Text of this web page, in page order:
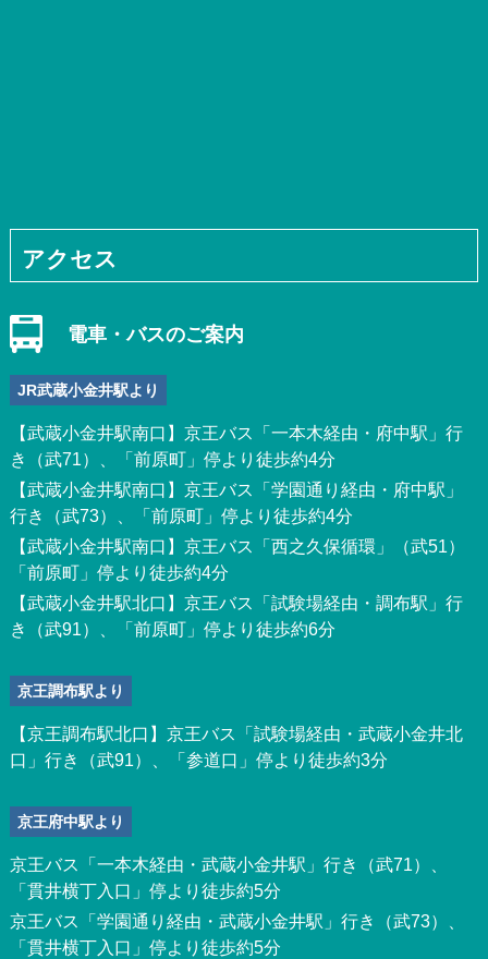
アクセス
電車・バスのご案内
JR武蔵小金井駅より
【武蔵小金井駅南口】京王バス「一本木経由・府中駅」行
き（武71）、「前原町」停より徒歩約4分
【武蔵小金井駅南口】京王バス「学園通り経由・府中駅」
行き（武73）、「前原町」停より徒歩約4分
【武蔵小金井駅南口】京王バス「西之久保循環」（武51）
「前原町」停より徒歩約4分
【武蔵小金井駅北口】京王バス「試験場経由・調布駅」行
き（武91）、「前原町」停より徒歩約6分
京王調布駅より
【京王調布駅北口】京王バス「試験場経由・武蔵小金井北
口」行き（武91）、「参道口」停より徒歩約3分
京王府中駅より
京王バス「一本木経由・武蔵小金井駅」行き（武71）、
「貫井横丁入口」停より徒歩約5分
京王バス「学園通り経由・武蔵小金井駅」行き（武73）、
「貫井横丁入口」停より徒歩約5分